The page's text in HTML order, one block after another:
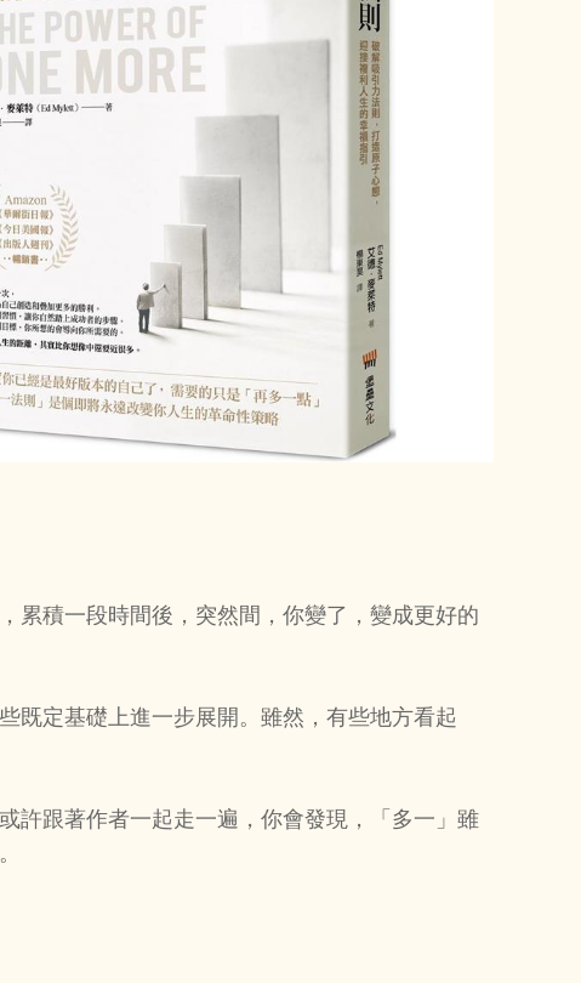
累積一段時間後，突然間，你變了，變成更好的
既定基礎上進一步展開。雖然，有些地方看起
許跟著作者一起走一遍，你會發現，「多一」雖